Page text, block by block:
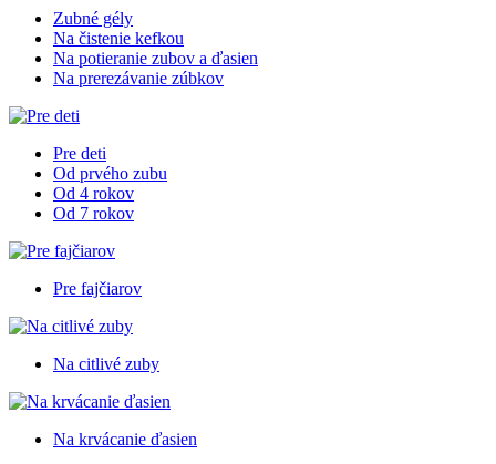
Zubné gély
Na čistenie kefkou
Na potieranie zubov a ďasien
Na prerezávanie zúbkov
Pre deti
Od prvého zubu
Od 4 rokov
Od 7 rokov
Pre fajčiarov
Na citlivé zuby
Na krvácanie ďasien